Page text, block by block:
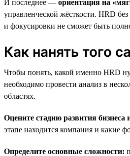
И последнее — ориентация на
управленческой жёсткости. HRD
и фокусировки не сможет быть
Как нанять того
Чтобы понять, какой именно HRD
необходимо провести анализ в
областях.
Оцените стадию развития бизнеса
этапе находится компания и какие
Определите основные сложности: